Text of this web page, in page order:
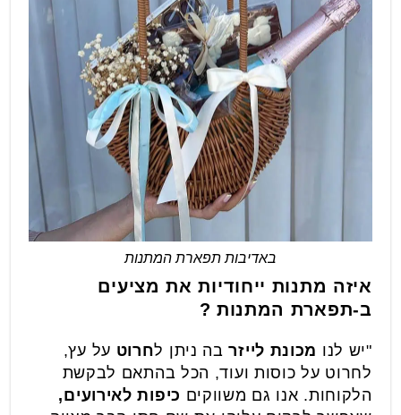
באדיבות תפארת המתנות
איזה מתנות ייחודיות את מציעים
ב-תפארת המתנות ?
"יש לנו מכונת לייזר בה ניתן לחרוט על עץ,
לחרוט על כוסות ועוד, הכל בהתאם לבקשת
הלקוחות. אנו גם משווקים כיפות לאירועים,